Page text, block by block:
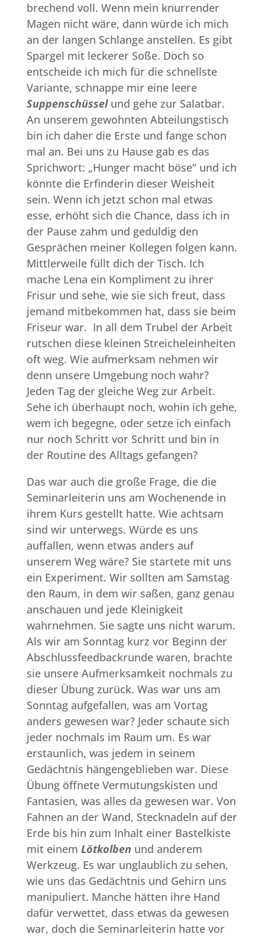
brechend voll. Wenn mein knurrender
Magen nicht wäre, dann würde ich mich
an der langen Schlange anstellen. Es gibt
Spargel mit leckerer Soße. Doch so
entscheide ich mich für die schnellste
Variante, schnappe mir eine leere
Suppenschüssel und gehe zur Salatbar.
An unserem gewohnten Abteilungstisch
bin ich daher die Erste und fange schon
mal an. Bei uns zu Hause gab es das
Sprichwort: „Hunger macht böse“ und ich
könnte die Erfinderin dieser Weisheit
sein. Wenn ich jetzt schon mal etwas
esse, erhöht sich die Chance, dass ich in
der Pause zahm und geduldig den
Gesprächen meiner Kollegen folgen kann.
Mittlerweile füllt dich der Tisch. Ich
mache Lena ein Kompliment zu ihrer
Frisur und sehe, wie sie sich freut, dass
jemand mitbekommen hat, dass sie beim
Friseur war. In all dem Trubel der Arbeit
rutschen diese kleinen Streicheleinheiten
oft weg. Wie aufmerksam nehmen wir
denn unsere Umgebung noch wahr?
Jeden Tag der gleiche Weg zur Arbeit.
Sehe ich überhaupt noch, wohin ich gehe,
wem ich begegne, oder setze ich einfach
nur noch Schritt vor Schritt und bin in
der Routine des Alltags gefangen?
Das war auch die große Frage, die die
Seminarleiterin uns am Wochenende in
ihrem Kurs gestellt hatte. Wie achtsam
sind wir unterwegs. Würde es uns
auffallen, wenn etwas anders auf
unserem Weg wäre? Sie startete mit uns
ein Experiment. Wir sollten am Samstag
den Raum, in dem wir saßen, ganz genau
anschauen und jede Kleinigkeit
wahrnehmen. Sie sagte uns nicht warum.
Als wir am Sonntag kurz vor Beginn der
Abschlussfeedbackrunde waren, brachte
sie unsere Aufmerksamkeit nochmals zu
dieser Übung zurück. Was war uns am
Sonntag aufgefallen, was am Vortag
anders gewesen war? Jeder schaute sich
jeder nochmals im Raum um. Es war
erstaunlich, was jedem in seinem
Gedächtnis hängengeblieben war. Diese
Übung öffnete Vermutungskisten und
Fantasien, was alles da gewesen war. Von
Fahnen an der Wand, Stecknadeln auf der
Erde bis hin zum Inhalt einer Bastelkiste
mit einem Lötkolben und anderem
Werkzeug. Es war unglaublich zu sehen,
wie uns das Gedächtnis und Gehirn uns
manipuliert. Manche hätten ihre Hand
dafür verwettet, dass etwas da gewesen
war, doch die Seminarleiterin hatte vor